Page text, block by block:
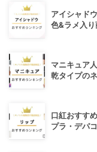
アイシャド
色&ラメ入り
マニキュア
乾タイプの
口紅おすす
プラ・デパ